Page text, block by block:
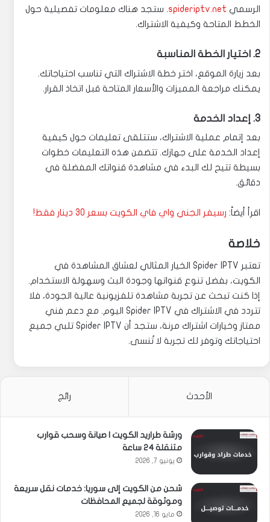
الرسمي spideriptv.net. ستجد هناك معلومات تفصيلية حول
الخطط المتاحة وكيفية الاشتراك.
2. اختيار الخطة المناسبة
بعد زيارة الموقع، اختر خطة الاشتراك التي تناسب احتياجاتك.
يمكنك مراجعة المميزات والأسعار المتاحة قبل اتخاذ القرار.
3. إعداد الخدمة
بعد إتمام عملية الاشتراك، ستتلقى تعليمات حول كيفية
إعداد الخدمة على جهازك. تتضمن هذه التعليمات خطوات
بسيطة تتيح لك البدء في مشاهدة قنواتك المفضلة في
دقائق.
اقرأ أيضاً: رسيفر الجني واي فاي الكويت بسعر 30 دينار فقط!
خلاصة
تعتبر Spider IPTV الخيار المثالي لعشاق المشاهدة في
الكويت، بفضل تنوع قنواتها وجودة البث وسهولة الاستخدام.
إذا كنت تبحث عن تجربة مشاهدة تلفزيونية عالية الجودة، فلا
تتردد في الاشتراك في Spider IPTV اليوم. مع دعم فني
ممتاز وخيارات اشتراك مرنة، ستجد أن Spider IPTV تلبي جميع
احتياجاتك وتوفر لك تجربة لا تُنسى.
الأحدث رائج
ورشة طراريد الكويت | صيانة وسحب قوارب
متنقلة 24 ساعة
يونيو 7, 2026
شحن من الكويت إلى سوريا: خدمات نقل سريعة
وموثوقة لجميع المحافظات
مايو 16, 2026